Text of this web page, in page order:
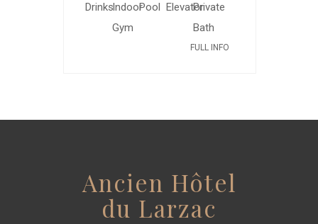
FULL INFO
Ancien Hôtel
du Larzac